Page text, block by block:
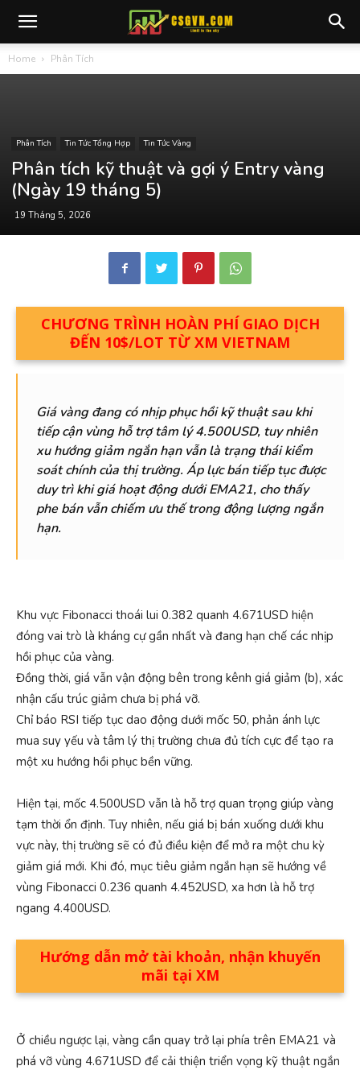
Home Phân Tích
Phân Tích Tin Tức Tổng Hợp Tin Tức Vàng
Phân tích kỹ thuật và gợi ý Entry vàng
(Ngày 19 tháng 5)
19 Tháng 5, 2026
CHƯƠNG TRÌNH HOÀN PHÍ GIAO DỊCH
ĐẾN 10$/LOT TỪ XM VIETNAM
Giá vàng đang có nhịp phục hồi kỹ thuật sau khi
tiếp cận vùng hỗ trợ tâm lý 4.500USD, tuy nhiên
xu hướng giảm ngắn hạn vẫn là trạng thái kiểm
soát chính của thị trường. Áp lực bán tiếp tục được
duy trì khi giá hoạt động dưới EMA21, cho thấy
phe bán vẫn chiếm ưu thế trong động lượng ngắn
hạn.
Khu vực Fibonacci thoái lui 0.382 quanh 4.671USD hiện
đóng vai trò là kháng cự gần nhất và đang hạn chế các nhịp
hồi phục của vàng.
Đồng thời, giá vẫn vận động bên trong kênh giá giảm (b), xác
nhận cấu trúc giảm chưa bị phá vỡ.
Chỉ báo RSI tiếp tục dao động dưới mốc 50, phản ánh lực
mua suy yếu và tâm lý thị trường chưa đủ tích cực để tạo ra
một xu hướng hồi phục bền vững.
Hiện tại, mốc 4.500USD vẫn là hỗ trợ quan trọng giúp vàng
tạm thời ổn định. Tuy nhiên, nếu giá bị bán xuống dưới khu
vực này, thị trường sẽ có đủ điều kiện để mở ra một chu kỳ
giảm giá mới. Khi đó, mục tiêu giảm ngắn hạn sẽ hướng về
vùng Fibonacci 0.236 quanh 4.452USD, xa hơn là hỗ trợ
ngang 4.400USD.
Hướng dẫn mở tài khoản, nhận khuyến
mãi tại XM
Ở chiều ngược lại, vàng cần quay trở lại phía trên EMA21 và
phá vỡ vùng 4.671USD để cải thiện triển vọng kỹ thuật ngắn